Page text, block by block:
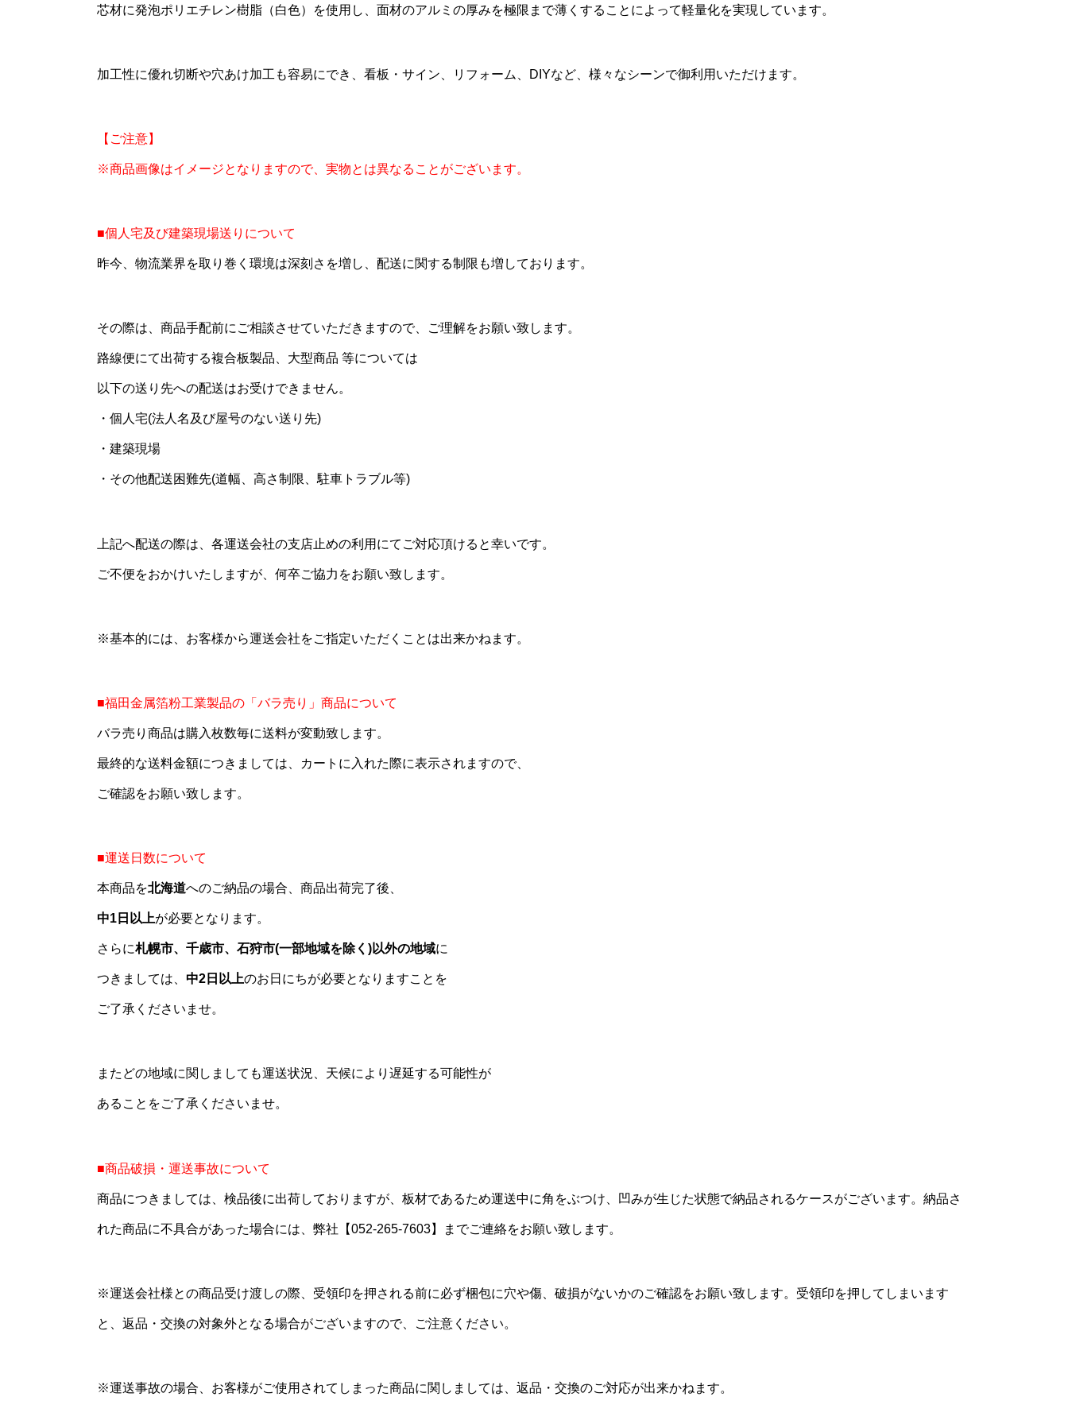
ラ
芯材に発泡ポリエチレン樹脂（白色）を使用し、面材のアルミの厚みを極限まで薄くすることによって軽量化を実現しています。
加工性に優れ切断や穴あけ加工も容易にでき、看板・サイン、リフォーム、DIYなど、様々なシーンで御利用いただけます。
【ご注意】
※商品画像はイメージとなりますので、実物とは異なることがございます。
■個人宅及び建築現場送りについて
昨今、物流業界を取り巻く環境は深刻さを増し、配送に関する制限も増しております。
その際は、商品手配前にご相談させていただきますので、ご理解をお願い致します。
路線便にて出荷する複合板製品、大型商品 等については
以下の送り先への配送はお受けできません。
・個人宅(法人名及び屋号のない送り先)
・建築現場
・その他配送困難先(道幅、高さ制限、駐車トラブル等)
上記へ配送の際は、各運送会社の支店止めの利用にてご対応頂けると幸いです。
ご不便をおかけいたしますが、何卒ご協力をお願い致します。
※基本的には、お客様から運送会社をご指定いただくことは出来かねます。
■福田金属箔粉工業製品の「バラ売り」商品について
バラ売り商品は購入枚数毎に送料が変動致します。
最終的な送料金額につきましては、カートに入れた際に表示されますので、
ご確認をお願い致します。
■運送日数について
本商品を北海道へのご納品の場合、商品出荷完了後、
中1日以上が必要となります。
さらに札幌市、千歳市、石狩市(一部地域を除く)以外の地域に
つきましては、 中2日以上のお日にちが必要となりますことを
ご了承くださいませ。
またどの地域に関しましても運送状況、天候により遅延する可能性が
あることをご了承くださいませ。
■商品破損・運送事故について
商品につきましては、検品後に出荷しておりますが、板材であるため運送中に角をぶつけ、凹みが生じた状態で納品されるケースがございます。納品さ
れた商品に不具合があった場合には、弊社【052-265-7603】までご連絡をお願い致します。
※運送会社様との商品受け渡しの際、受領印を押される前に必ず梱包に穴や傷、破損がないかのご確認をお願い致します。受領印を押してしまいます
と、返品・交換の対象外となる場合がございますので、ご注意ください。
※運送事故の場合、お客様がご使用されてしまった商品に関しましては、返品・交換のご対応が出来かねます。